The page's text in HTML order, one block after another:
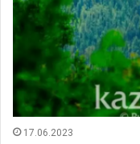
17.06.2023